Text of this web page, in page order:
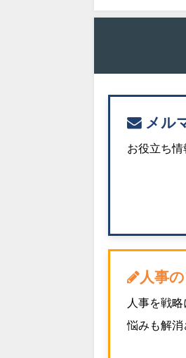
メル
お役立ち
人事
人事を戦
悩みも解消